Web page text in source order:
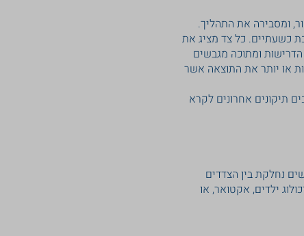
ומסבירה את התהליך.
כשעתיים. כל צד מציג את
ומתוכה מגבשים
או יותר את התוצאה אשר
תיקונים אחרונים לקרא
נחלקת בין הצדדים
ילדים, אקטואר, או